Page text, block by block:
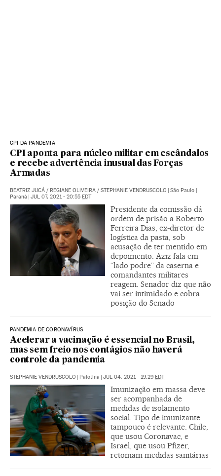
CPI DA PANDEMIA
CPI aponta para núcleo militar em escândalos
e recebe advertência inusual das Forças
Armadas
BEATRIZ JUCÁ / REGIANE OLIVEIRA / STEPHANIE VENDRUSCOLO
São Paulo |
Paraná
JUL 07, 2021 - 20:55 EDT
Presidente da comissão dá
ordem de prisão a Roberto
Ferreira Dias, ex-diretor de
logística da pasta, sob
acusação de ter mentido em
depoimento. Aziz fala em
“lado podre” da caserna e
comandantes militares
reagem. Senador diz que não
vai ser intimidado e cobra
posição do Senado
PANDEMIA DE CORONAVÍRUS
Acelerar a vacinação é essencial no Brasil,
mas sem freio nos contágios não haverá
controle da pandemia
STEPHANIE VENDRUSCOLO Palotina JUL 04, 2021 - 19:29 EDT
Imunização em massa deve
ser acompanhada de
medidas de isolamento
social. Tipo de imunizante
tampouco é relevante. Chile,
que usou Coronavac, e
Israel, que usou Pfizer,
retomam medidas sanitárias